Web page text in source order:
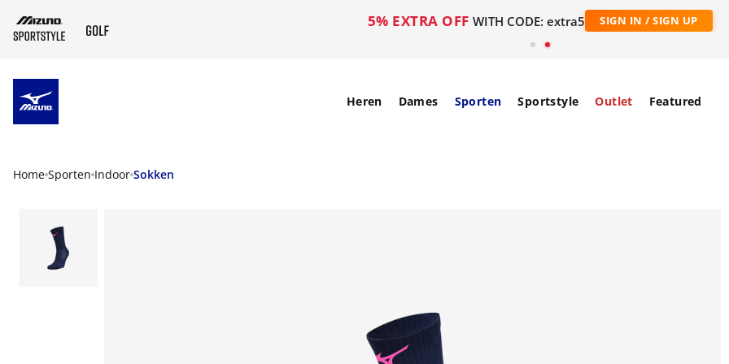
5% EXTRA OFF WITH CODE: extra5 SIGN IN / SIGN UP
Heren Dames Sporten Sportstyle Outlet Featured
Home Sporten Indoor Sokken